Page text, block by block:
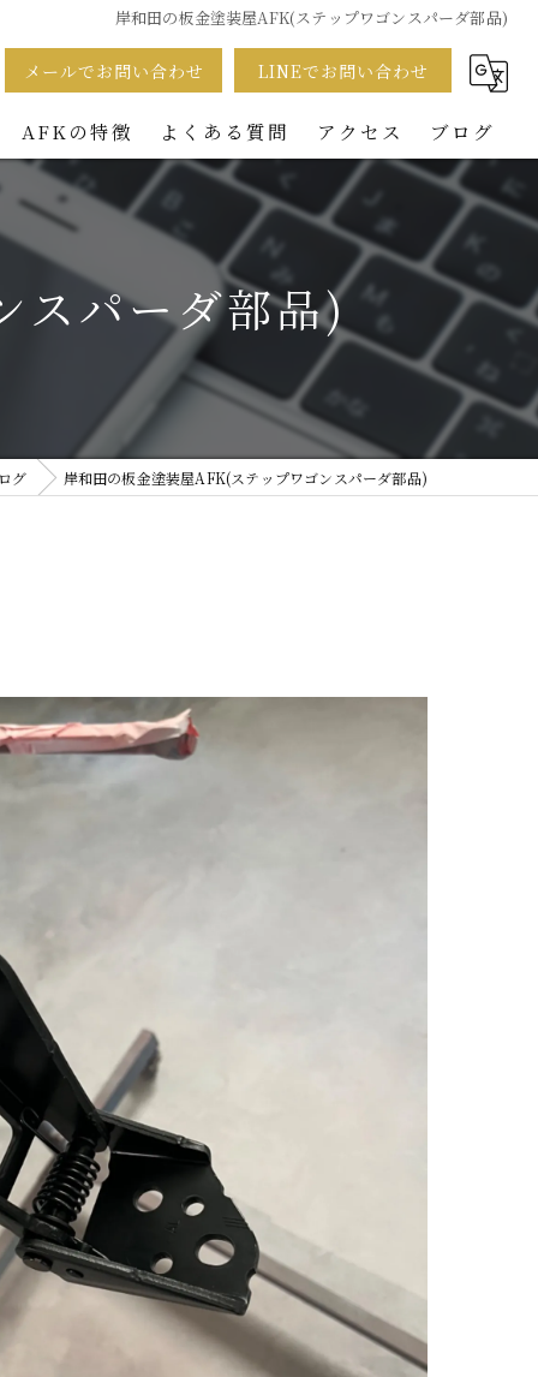
岸和田の板金塗装屋AFK(ステップワゴンスパーダ部品)
メールでお問い合わせ LINEでお問い合わせ
AFKの特徴
事故
車検
整備
よくある質問 アクセス ブログ
スパーダ部品)
グ 岸和田の板金塗装屋AFK(ステップワゴンスパーダ部品)